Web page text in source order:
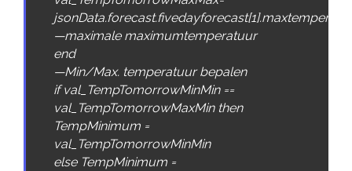
jsonData.forecast.fivedayforecast[1].
—maximale maximumtemperatuur
end
—Min/Max. temperatuurbepalen
if val_TempTomorrowMinMin==
val_TempTomorrowMaxMin then
TempMinimum =
val_TempTomorrowMinMin
else TempMinimum =